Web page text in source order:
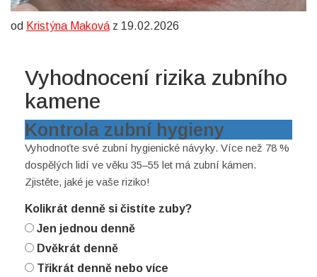
od Kristýna Maková z 19.02.2026
Vyhodnocení rizika zubního
kamene
Kontrola zubní hygieny
Vyhodnoťte své zubní hygienické návyky. Více než 78 %
dospělých lidí ve věku 35–55 let má zubní kámen.
Zjistěte, jaké je vaše riziko!
Kolikrát denně si čistíte zuby?
Jen jednou denně
Dvěkrát denně
Třikrát denně nebo více